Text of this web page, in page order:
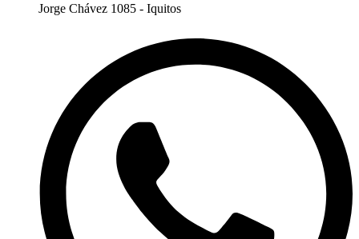
Jorge Chávez 1085 - Iquitos